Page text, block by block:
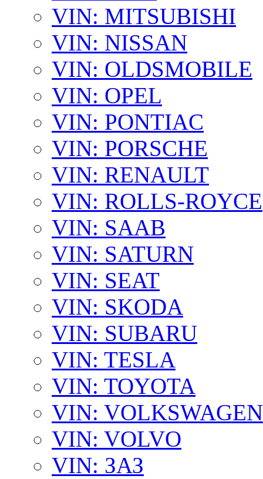
VIN: MITSUBISHI
VIN: NISSAN
VIN: OLDSMOBILE
VIN: OPEL
VIN: PONTIAC
VIN: PORSCHE
VIN: RENAULT
VIN: ROLLS-ROYCE
VIN: SAAB
VIN: SATURN
VIN: SEAT
VIN: SKODA
VIN: SUBARU
VIN: TESLA
VIN: TOYOTA
VIN: VOLKSWAGEN
VIN: VOLVO
VIN: ЗАЗ